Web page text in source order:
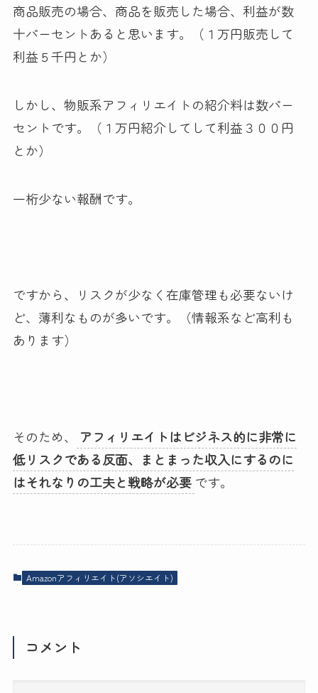
商品販売の場合、商品を販売した場合、利益が数
十パーセントあると思います。（１万円販売して
利益５千円とか）
しかし、物販系アフィリエイトの紹介料は数パー
セントです。（１万円紹介してして利益３００円
とか）
一桁少ない報酬です。
ですから、リスクが少なく在庫管理も必要ないけ
ど、薄利なものが多いです。（情報系など高利も
あります）
そのため、
アフィリエイトはビジネス的に非常に
低リスクである反面、まとまった収入にするのに
はそれなりの工夫と戦略が必要 です。
Amazonアフィリエイト(アソシエイト)
コメント